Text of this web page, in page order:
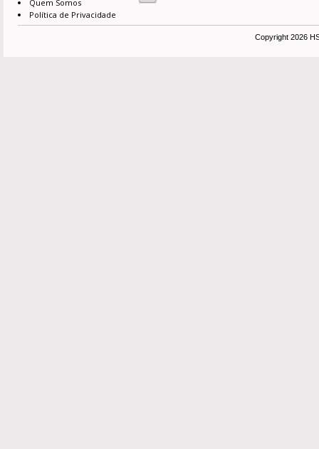
Quem Somos
Política de Privacidade
Copyright 2026